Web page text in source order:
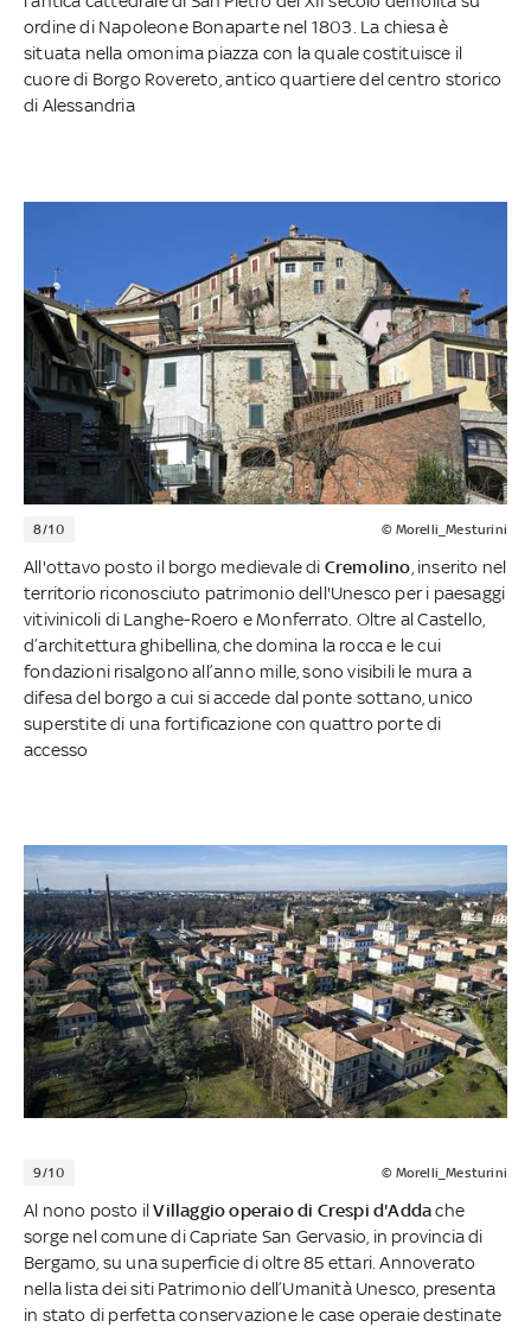
ordine di Napoleone Bonaparte nel 1803. La chiesa è
situata nella omonima piazza con la quale costituisce il
cuore di Borgo Rovereto, antico quartiere del centro storico
di Alessandria
8/10 © Morelli_Mesturini
All'ottavo posto il borgo medievale di Cremolino , inserito nel
territorio riconosciuto patrimonio dell'Unesco per i paesaggi
vitivinicoli di Langhe-Roero e Monferrato. Oltre al Castello,
d’architettura ghibellina, che domina la rocca e le cui
fondazioni risalgono all’anno mille, sono visibili le mura a
difesa del borgo a cui si accede dal ponte sottano, unico
superstite di una fortificazione con quattro porte di
accesso
9/10 © Morelli_Mesturini
Al nono posto ilVillaggio operaio di Crespi d'Addache
sorge nel comune di Capriate San Gervasio, in provincia di
Bergamo, su una superficie di oltre 85 ettari. Annoverato
nella lista dei siti Patrimonio dell’Umanità Unesco, presenta
in stato di perfetta conservazione le case operaie destinate